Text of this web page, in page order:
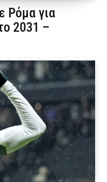
Ρόμα για
2031 –